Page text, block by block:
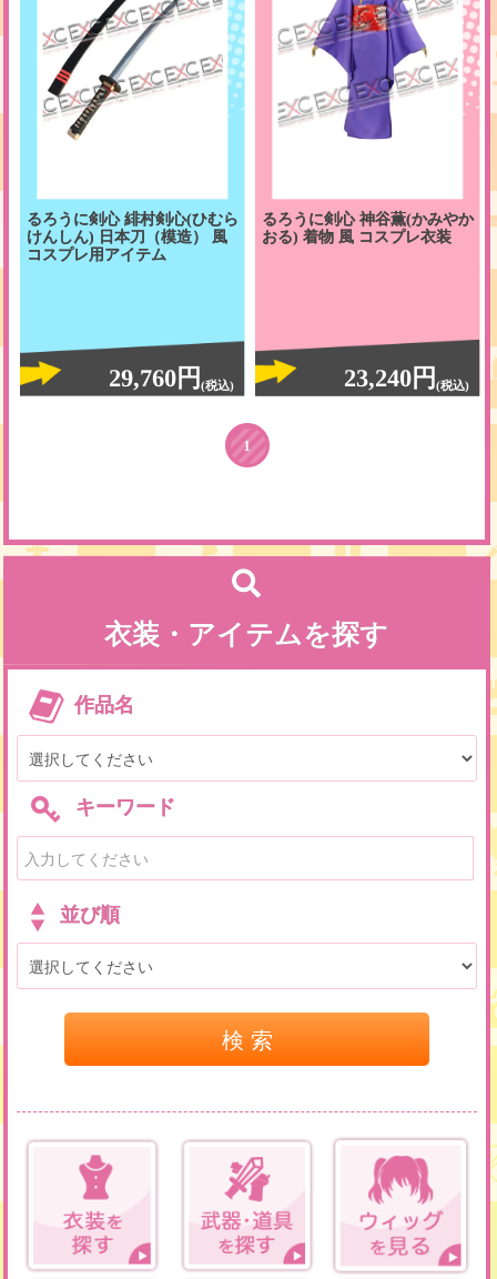
るろうに剣心 緋村剣心(ひむら
けんしん) 日本刀（模造） 風
コスプレ用アイテム
29,760円(税込)
るろうに剣心 神谷薫(かみやか
おる) 着物 風 コスプレ衣装
23,240円(税込)
1
衣装・アイテムを探す
作品名
キーワード
並び順
検 索